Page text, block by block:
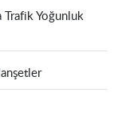
Trafik Yoğunluk